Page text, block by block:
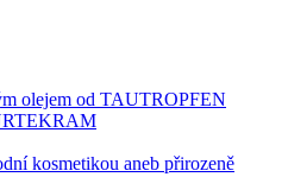
olejem od TAUTROPFEN
kosmetikou aneb přirozeně